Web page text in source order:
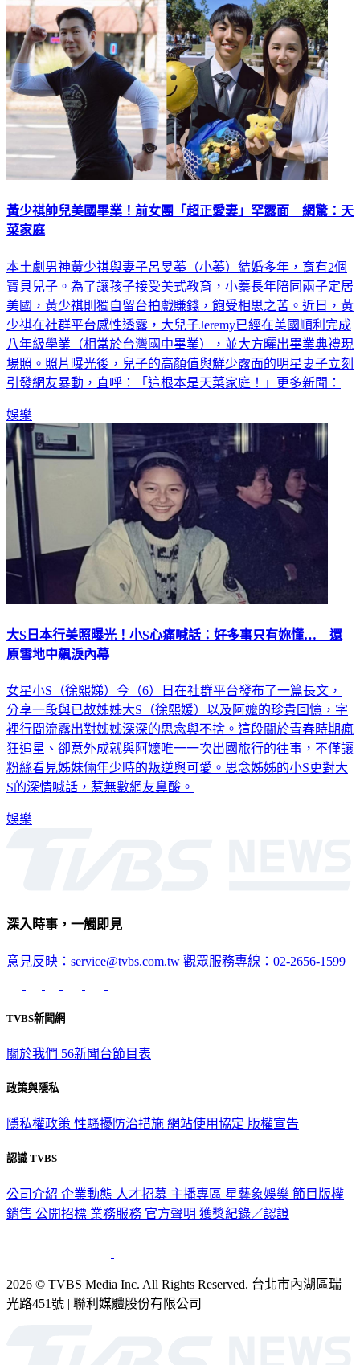
黃少祺帥兒美國畢業！前女團「超正愛妻」罕露面 網驚：天
菜家庭
本土劇男神黃少祺與妻子呂旻蓁（小蓁）結婚多年，育有2個
寶貝兒子。為了讓孩子接受美式教育，小蓁長年陪同兩子定居
美國，黃少祺則獨自留台拍戲賺錢，飽受相思之苦。近日，黃
少祺在社群平台感性透露，大兒子Jeremy已經在美國順利完成
八年級學業（相當於台灣國中畢業），並大方曬出畢業典禮現
場照。照片曝光後，兒子的高顏值與鮮少露面的明星妻子立刻
引發網友暴動，直呼：「這根本是天菜家庭！」更多新聞：
娛樂
大S日本行美照曝光！小S心痛喊話：好多事只有妳懂… 還
原雪地中飆淚內幕
女星小S（徐熙娣）今（6）日在社群平台發布了一篇長文，
分享一段與已故姊姊大S（徐熙媛）以及阿嬤的珍貴回憶，字
裡行間流露出對姊姊深深的思念與不捨。這段關於青春時期瘋
狂追星、卻意外成就與阿嬤唯一一次出國旅行的往事，不僅讓
粉絲看見姊妹倆年少時的叛逆與可愛。思念姊姊的小S更對大
S的深情喊話，惹無數網友鼻酸。
娛樂
深入時事，一觸即見
意見反映：service@tvbs.com.tw 觀眾服務專線：02-2656-1599
TVBS新聞網
關於我們 56新聞台節目表
政策與隱私
隱私權政策 性騷擾防治措施 網站使用協定 版權宣告
認識 TVBS
公司介紹 企業動態 人才招募 主播專區 星藝象娛樂 節目版權
銷售 公開招標 業務服務 官方聲明 獲獎紀錄／認證
2026 © TVBS Media Inc. All Rights Reserved. 台北市內湖區瑞
光路451號 | 聯利媒體股份有限公司